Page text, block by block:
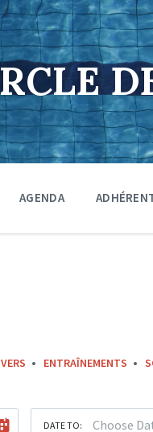
AGENDA
ENTRAÎNEMENTS
DATE TO: